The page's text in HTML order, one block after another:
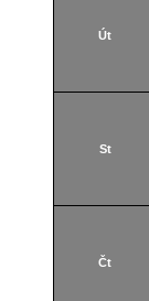
Út
St
Čt